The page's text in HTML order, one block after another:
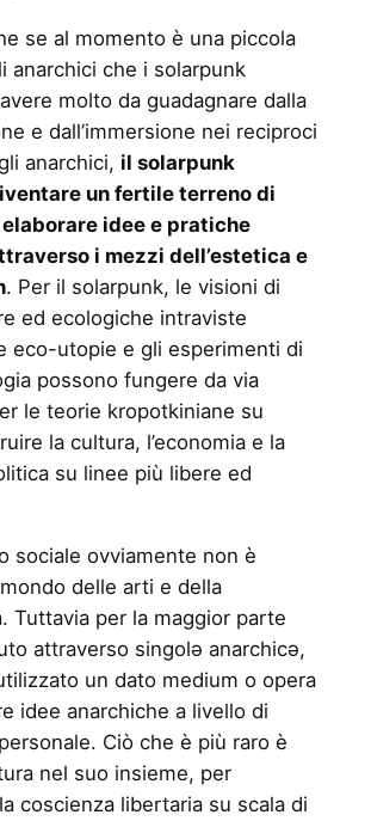
se al momento è una piccola
anarchici che i solarpunk
molto da guadagnare dalla
e dall’immersione nei reciproci
anarchici, il solarpunk
un fertile terreno di
idee e pratiche
i mezzi dell’estetica e
. Per il solarpunk, le visioni di
ed ecologiche intraviste
eco-utopie e gli esperimenti di
possono fungere da via
le teorie kropotkiniane su
la cultura, l’economia e la
su linee più libere ed
sociale ovviamente non è
delle arti e della
Tuttavia per la maggior parte
attraverso singolə anarchicə,
un dato medium o opera
idee anarchiche a livello di
Ciò che è più raro è
nel suo insieme, per
coscienza libertaria su scala di